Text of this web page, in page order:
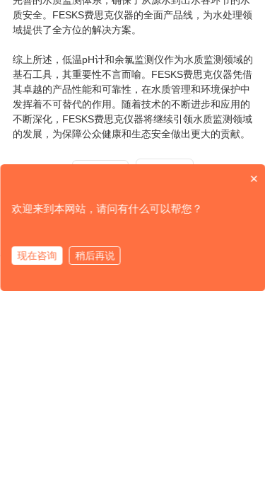
质安全。FESKS费思克仪器的全面产品线，为水处理领
域提供了全方位的解决方案。
综上所述，低温pH计和余氯监测仪作为水质监测领域的
基石工具，其重要性不言而喻。FESKS费思克仪器凭借
其卓越的产品性能和可靠性，在水质管理和环境保护中
发挥着不可替代的作用。随着技术的不断进步和应用的
不断深化，FESKS费思克仪器将继续引领水质监测领域
的发展，为保障公众健康和生态安全做出更大的贡献。
×
欢迎来到本网站，请问有什么可以帮您？
现在咨询 稍后再说